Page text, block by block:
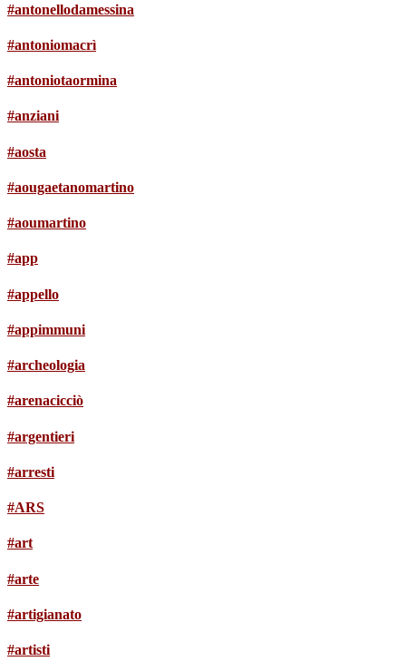
#antonellodamessina
#antoniomacrì
#antoniotaormina
#anziani
#aosta
#aougaetanomartino
#aoumartino
#app
#appello
#appimmuni
#archeologia
#arenacicciò
#argentieri
#arresti
#ARS
#art
#arte
#artigianato
#artisti